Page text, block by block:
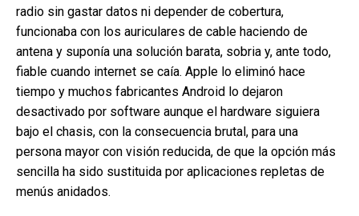
radio sin gastar datos ni depender de cobertura,
funcionaba con los auriculares de cable haciendo de
antena y suponía una solución barata, sobria y, ante todo,
fiable cuando internet se caía. Apple lo eliminó hace
tiempo y muchos fabricantes Android lo dejaron
desactivado por software aunque el hardware siguiera
bajo el chasis, con la consecuencia brutal, para una
persona mayor con visión reducida, de que la opción más
sencilla ha sido sustituida por aplicaciones repletas de
menús anidados.